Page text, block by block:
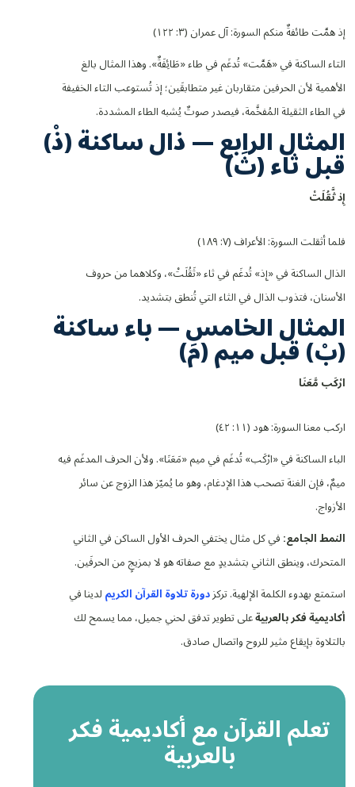
إذ همَّت طائفةٌ منكم السورة: آل عمران (٣: ١٢٢)
التاء الساكنة في «هَمَّت» تُدغَم في طاء «طَائِفَةٌ». وهذا المثال بالغ
الأهمية لأن الحرفين متقاربان غير متطابقَين؛ إذ تُستوعب التاء الخفيفة
في الطاء الثقيلة المُفخَّمة، فيصدر صوتٌ يُشبه الطاء المشددة.
المثال الرابع — ذال ساكنة (ذْ)
قبل ثاء (ثَ)
ذ ثَّقُلَتْ
فلما أثقلت السورة: الأعراف (٧: ١٨٩)
الذال الساكنة في «إِذ» تُدغَم في ثاء «ثَقُلَتْ»، وكلاهما من حروف
الأسنان، فتذوب الذال في الثاء التي تُنطق بتشديد.
المثال الخامس — باء ساكنة
(بْ) قبل ميم (مَ)
ارْكَب مَّعَنَا
اركب معنا السورة: هود (١١: ٤٢)
الباء الساكنة في «ارْكَب» تُدغَم في ميم «مَعَنَا». ولأن الحرف المدغَم فيه
ميمٌ، فإن الغنة تصحب هذا الإدغام، وهو ما يُميّز هذا الزوج عن سائر
الأزواج.
النمط الجامع:في كل مثال يختفي الحرف الأول الساكن في الثاني
المتحرك، وينطق الثاني بتشديدٍ مع صفاته هو لا بمزيجٍ من الحرفَين.
استمتع بهدوء الكلمة الإلهية. تركزدورة تلاوة القرآن الكريملدينا في
أكاديمية فكر بالعربيةعلى تطوير تدفق لحني جميل، مما يسمح لك
بالتلاوة بإيقاع مثير للروح واتصال صادق.
تعلم القرآن مع أكاديمية فكر
بالعربية